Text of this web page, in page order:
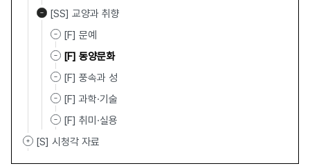
[SS] 교양과 취향
[F] 문예
[F] 동양문화
[F] 풍속과 성
[F] 과학·기술
[F] 취미·실용
[S] 시청각 자료